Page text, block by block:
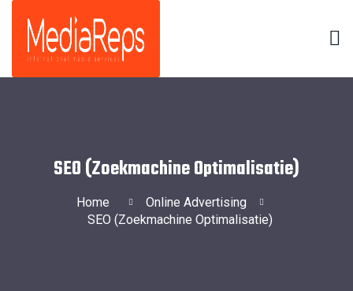
SEO (Zoekmachine Optimalisatie)
Home
Online Advertising
SEO (Zoekmachine Optimalisatie)